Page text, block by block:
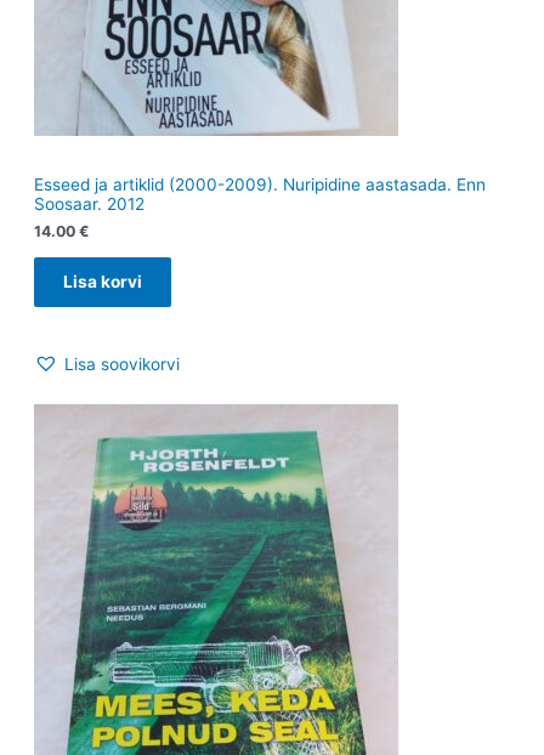
Esseed ja artiklid (2000-2009). Nuripidine aastasada. Enn
Soosaar. 2012
14.00 €
Lisa korvi
Lisa soovikorvi